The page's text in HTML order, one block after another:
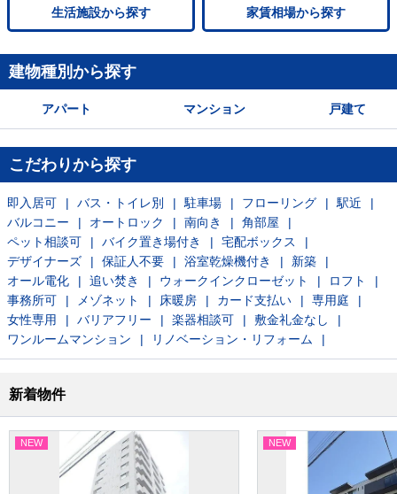
生活施設から探す 家賃相場から探す
建物種別から探す
アパート マンション 戸建て
こだわりから探す
即入居可 バス・トイレ別 駐車場 フローリング
駅近
バルコニー
オートロック 南向き
角部屋
ペット相談可
バイク置き場付き
宅配ボックス
デザイナーズ
保証人不要 浴室乾燥機付き
新築
オール電化
追い焚き ウォークインクローゼット
ロフト
事務所可
メゾネット 床暖房 カード支払い
専用庭
女性専用
バリアフリー 楽器相談可
敷金礼金なし
ワンルームマンション
リノベーション・リフォーム
新着物件
NEW NEW